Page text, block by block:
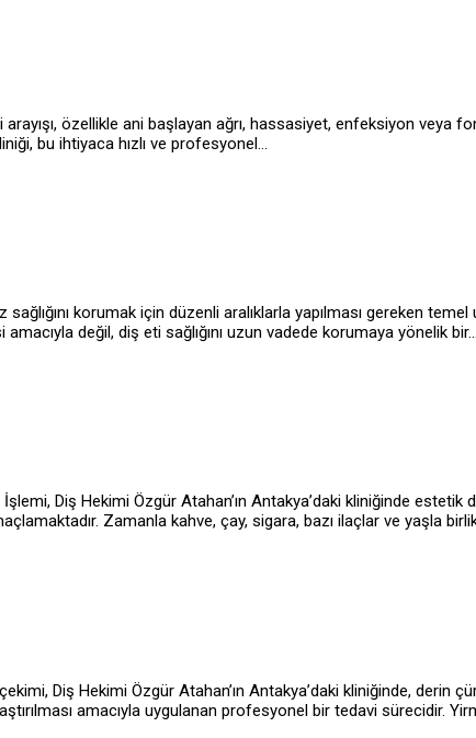
arayışı, özellikle ani başlayan ağrı, hassasiyet, enfeksiyon
bu ihtiyaca hızlı ve profesyonel…
sağlığını korumak için düzenli aralıklarla yapılması gereken
değil, diş eti sağlığını uzun vadede korumaya yönelik bir…
Diş Hekimi Özgür Atahan’ın Antakya’daki kliniğinde
Zamanla kahve, çay, sigara, bazı ilaçlar ve yaşla
çekimi, Diş Hekimi Özgür Atahan’ın Antakya’daki kliniğinde,
amacıyla uygulanan profesyonel bir tedavi sürecidir.